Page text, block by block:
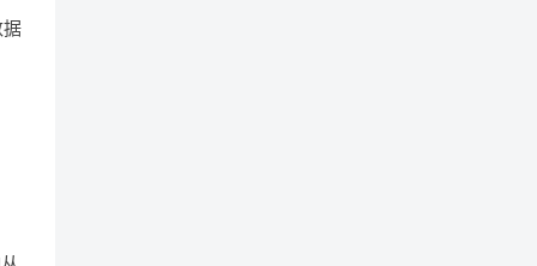
据